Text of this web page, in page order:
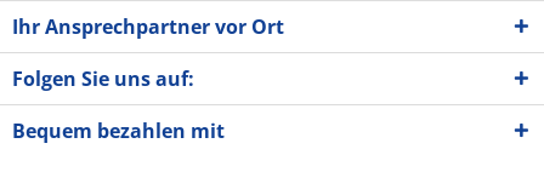
Ihr Ansprechpartner vor Ort
Folgen Sie uns auf:
Bequem bezahlen mit